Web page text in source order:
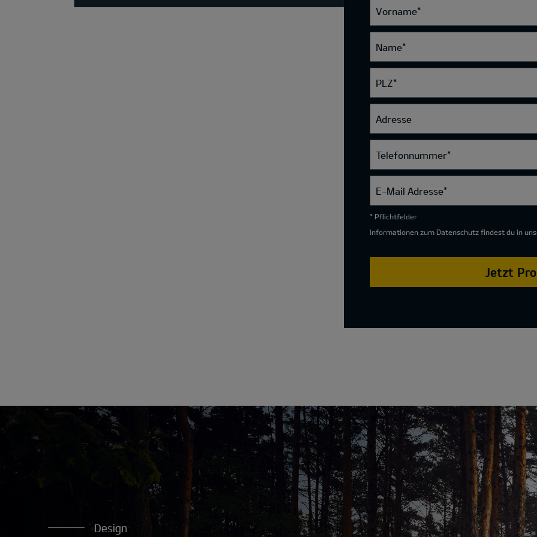
Vorname*
Name*
PLZ*
Adresse
Telefonnummer*
E-Mail Adresse*
* Pflichtfelder
Informationen zum Datenschutz findest du in
Jetzt
Design